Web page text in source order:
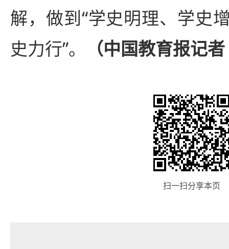
解，做到“学史明理、学史
史力行”。
（中国教育报记
扫一扫分享本页